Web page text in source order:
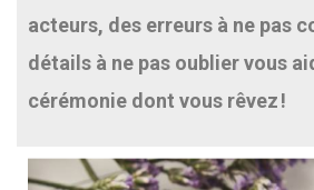
acteurs, des erreurs à ne pas
détails à ne pas oublier vous
cérémonie dont vous rêvez !